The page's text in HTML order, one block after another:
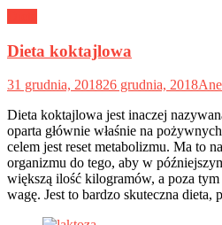
Dieta koktajlowa
31 grudnia, 201826 grudnia, 2018
Dieta koktajlowa jest inaczej
oparta głównie właśnie na
celem jest reset metabolizmu. Ma to
organizmu do tego, aby w
większą ilość kilogramów, a poza
wagę. Jest to bardzo skuteczna